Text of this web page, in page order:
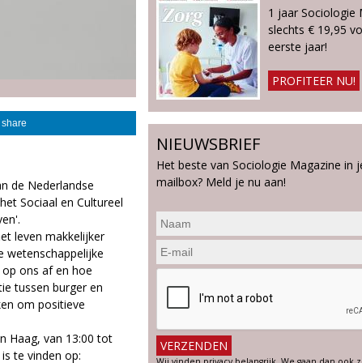
share
de Nederlandse
Sociaal en Cultureel
leven makkelijker
wetenschappelijke
ons af en hoe
tussen burger en
om positieve
Haag, van 13:00 tot
te vinden op:
1 jaar Sociologie
slechts € 19,95
eerste jaar!
PROFITEER NU!
NIEUWSBRIEF
Het beste van Sociologie Magazine in
mailbox? Meld je nu aan!